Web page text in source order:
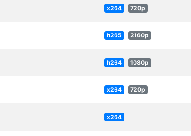
x264 720p
h265 2160p
h264 1080p
x264 720p
x264